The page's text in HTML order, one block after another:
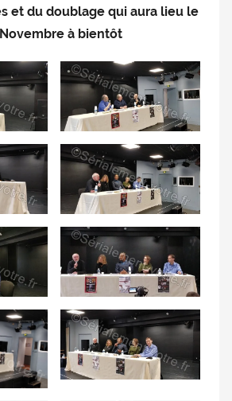
et du doublage qui aura lieu le
à bientôt